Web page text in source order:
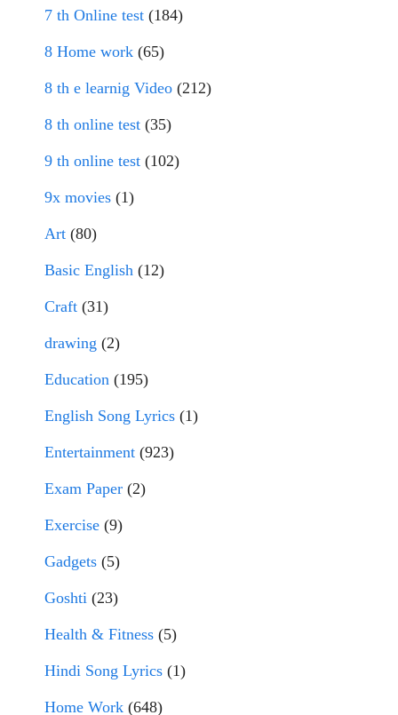
7 th Online test (184)
8 Home work (65)
8 th e learnig Video (212)
8 th online test (35)
9 th online test (102)
9x movies (1)
Art (80)
Basic English (12)
Craft (31)
drawing (2)
Education (195)
English Song Lyrics (1)
Entertainment (923)
Exam Paper (2)
Exercise (9)
Gadgets (5)
Goshti (23)
Health & Fitness (5)
Hindi Song Lyrics (1)
Home Work (648)